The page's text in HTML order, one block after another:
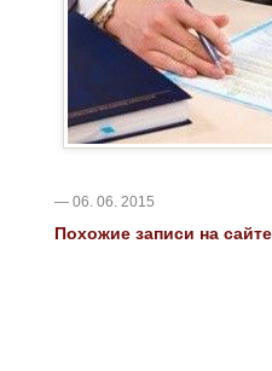
— 06. 06. 2015
Похожие записи на